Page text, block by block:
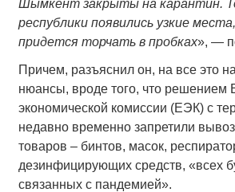
Шымкент закрыты на карантин.
республики появились узкие
придется торчать в пробках», —
Причем, разъяснил он, на все это
нюансы, вроде того, что решением
экономической комиссии (ЕЭК) с
недавно временно запретили
товаров – бинтов, масок,
дезинфицирующих средств, «всех
связанных с пандемией».